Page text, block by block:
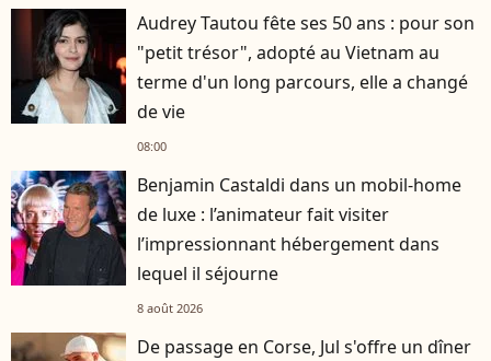
Audrey Tautou fête ses 50 ans : pour son
"petit trésor", adopté au Vietnam au
terme d'un long parcours, elle a changé
de vie
08:00
Benjamin Castaldi dans un mobil-home
de luxe : l’animateur fait visiter
l’impressionnant hébergement dans
lequel il séjourne
8 août 2026
De passage en Corse, Jul s'offre un dîner